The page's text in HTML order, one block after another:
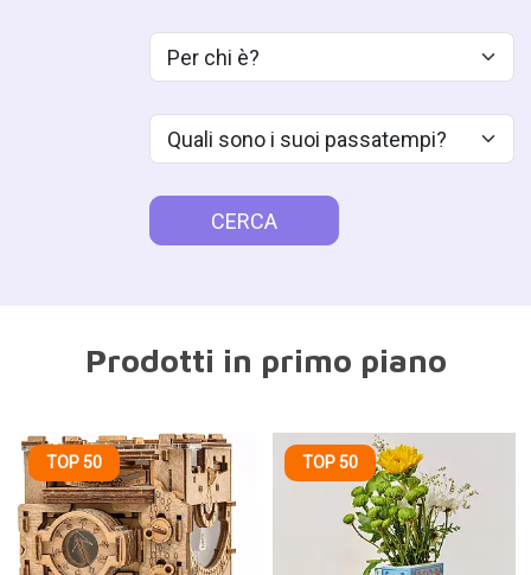
¿Qué aficiones tiene?
Tu presupuesto
CERCA
Prodotti in primo piano
TOP 50 TOP 50